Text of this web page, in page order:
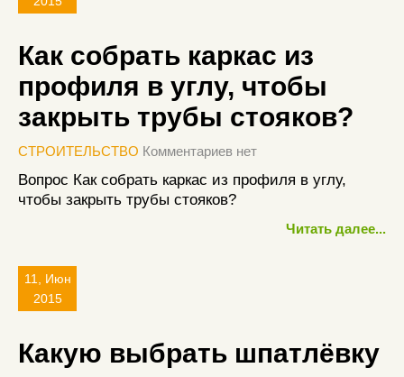
Как собрать каркас из
профиля в углу, чтобы
закрыть трубы стояков?
СТРОИТЕЛЬСТВО Комментариев нет
Вопрос Как собрать каркас из профиля в углу,
чтобы закрыть трубы стояков?
Читать далее...
11, Июн
2015
Какую выбрать шпатлёвку